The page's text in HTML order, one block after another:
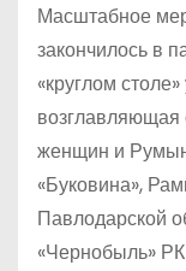
Масштабное
закончилось в
«круглом
женщин и
«Буковина»,
Павлодарской
«Чернобыль»